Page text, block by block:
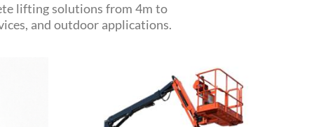
lifting solutions from 4m to
and outdoor applications.